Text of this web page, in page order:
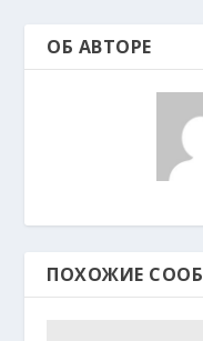
ОБ АВТОРЕ
ПОХОЖИЕ